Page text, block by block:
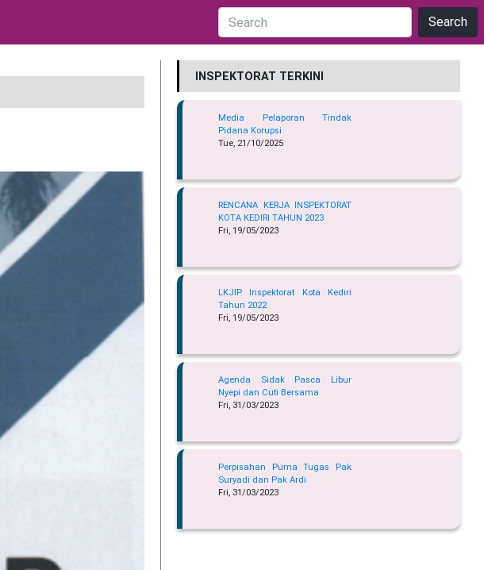
Search
INSPEKTORAT TERKINI
Media Pelaporan Tindak
Pidana Korupsi
Tue, 21/10/2025
RENCANA KERJA INSPEKTORAT
KOTA KEDIRI TAHUN 2023
Fri, 19/05/2023
LKJIP Inspektorat Kota Kediri
Tahun 2022
Fri, 19/05/2023
Agenda Sidak Pasca Libur
Nyepi dan Cuti Bersama
Fri, 31/03/2023
Perpisahan Purna Tugas Pak
Suryadi dan Pak Ardi
Fri, 31/03/2023